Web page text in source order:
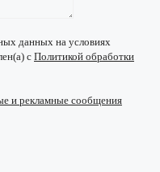
данных на условиях
с Политикой обработки
и рекламные сообщения